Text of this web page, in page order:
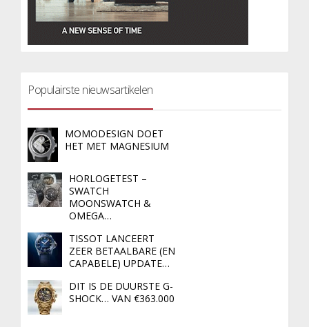
Populairste nieuwsartikelen
MOMODESIGN DOET
HET MET MAGNESIUM
HORLOGETEST –
SWATCH
MOONSWATCH &
OMEGA…
TISSOT LANCEERT
ZEER BETAALBARE (EN
CAPABELE) UPDATE…
DIT IS DE DUURSTE G-
SHOCK… VAN €363.000